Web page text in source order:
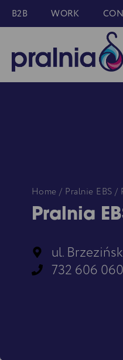
B2B WORK
Home / Pralnie EBS /
Pralnia
ul.
732 606 060